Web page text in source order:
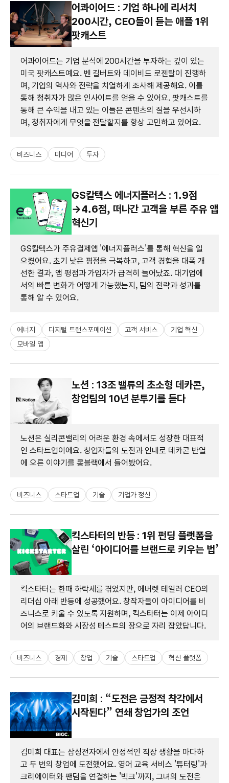
어콰이어드 : 기업 하나에 리서치
200시간, CEO들이 듣는 애플 1위
팟캐스트
어콰이어드는 기업 분석에 200시간을 투자하는 깊이 있는
미국 팟캐스트예요. 벤 길버트와 데이비드 로젠탈이 진행하
며, 기업의 역사와 전략을 치열하게 조사해 제공해요. 이를
통해 청취자가 많은 인사이트를 얻을 수 있어요. 팟캐스트를
통해 큰 수익을 내고 있는 이들은 콘텐츠의 질을 우선시하
며, 청취자에게 무엇을 전달할지를 항상 고민하고 있어요.
비즈니스 미디어 투자
GS칼텍스 에너지플러스 : 1.9점
→4.6점, 떠나간 고객을 부른 주유 앱
혁신기
GS칼텍스가 주유결제앱 '에너지플러스'를 통해 혁신을 일
으켰어요. 초기 낮은 평점을 극복하고, 고객 경험을 대폭 개
선한 결과, 앱 평점과 가입자가 급격히 늘어났죠. 대기업에
서의 빠른 변화가 어떻게 가능했는지, 팀의 전략과 성과를
통해 알 수 있어요.
에너지 디지털 트랜스포메이션 고객 서비스
기업 혁신
모바일 앱
노션 : 13조 밸류의 초소형 데카콘,
창업팀의 10년 분투기를 듣다
노션은 실리콘밸리의 어려운 환경 속에서도 성장한 대표적
인 스타트업이에요. 창업자들의 도전과 인내로 데카콘 반열
에 오른 이야기를 롱블랙에서 들어봤어요.
비즈니스 스타트업 기술 기업가 정신
킥스타터의 반등 : 1위 펀딩 플랫폼을
살린 ‘아이디어를 브랜드로 키우는 법’
킥스타터는 한때 하락세를 겪었지만, 에버렛 테일러 CEO의
리더십 아래 반등에 성공했어요. 창작자들이 아이디어를 비
즈니스로 키울 수 있도록 지원하며, 킥스타터는 이제 아이디
어의 브랜드화와 시장성 테스트의 장으로 자리 잡았답니다.
비즈니스 경제 창업 기술 스타트업 혁신 플랫폼
김미희 : “도전은 긍정적 착각에서
시작된다” 연쇄 창업가의 조언
김미희 대표는 삼성전자에서 안정적인 직장 생활을 마다하
고 두 번의 창업에 도전했어요. 영어 교육 서비스 '튜터링'과
크리에이터와 팬덤을 연결하는 '빅크'까지, 그녀의 도전은